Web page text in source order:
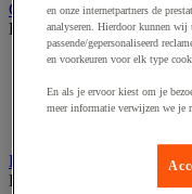
Gereedschap opbergen
Bekijk de hele
Assortimentsdoos
Gereedschapskist
Handgereedschap
Bekijk de hele
en onze internetpartners de
analyseren. Hierdoor kunnen wij
passende/gepersonaliseerd
en voorkeuren voor elk type
En als je ervoor kiest om je
meer informatie verwijzen we je